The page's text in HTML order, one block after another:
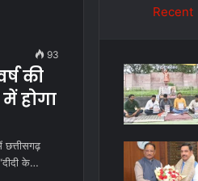
93
की
में होगा
छत्तीसगढ़
के…
Recent